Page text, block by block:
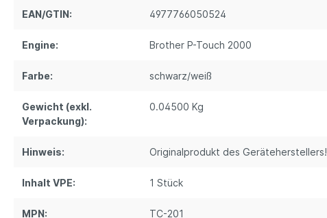
EAN/GTIN: 4977766050524
Engine: Brother P-Touch 2000
Farbe: schwarz/weiß
Gewicht (exkl.
Verpackung):
0.04500 Kg
Hinweis: Originalprodukt des Geräteherstellers!
Inhalt VPE: 1 Stück
MPN: TC-201